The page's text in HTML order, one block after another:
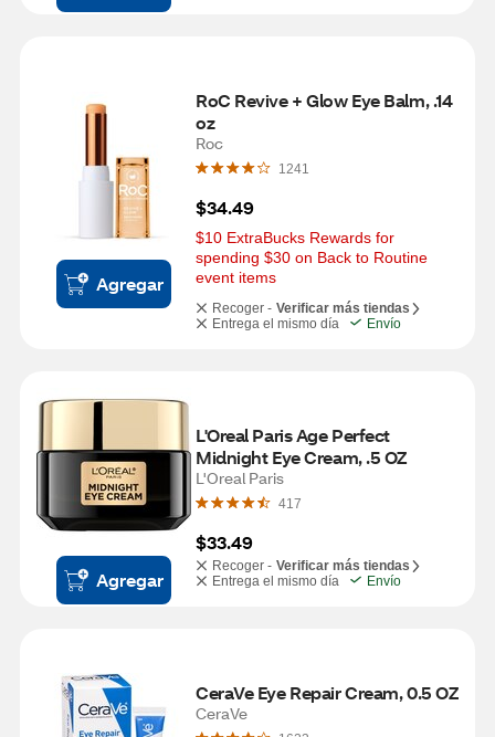
Agregar
RoC Revive + Glow Eye Balm, .14
oz
Roc
1241
$34.49
$10 ExtraBucks Rewards for
spending $30 on Back to Routine
event items
Recoger - Verificar más tiendas
Entrega el mismo día
Envío
Agregar
L'Oreal Paris Age Perfect
Midnight Eye Cream, .5 OZ
L'Oreal Paris
417
$33.49
Recoger - Verificar más tiendas
Entrega el mismo día
Envío
CeraVe Eye Repair Cream, 0.5 OZ
CeraVe